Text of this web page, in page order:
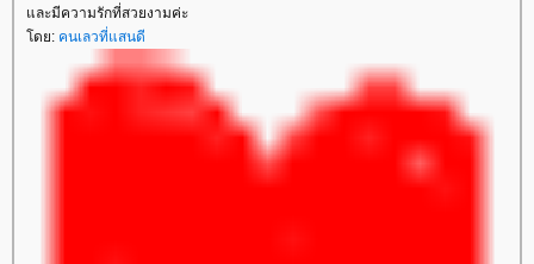
ละมีความรักที่สวยงามค่ะ
ดย: คนเลวที่แสนดี